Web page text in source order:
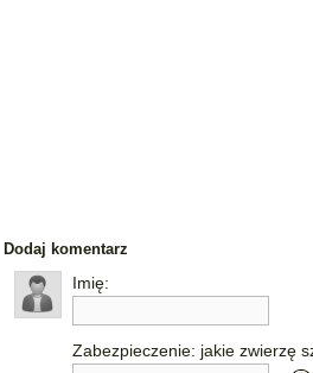
Dodaj komentarz
Imię:
Zabezpieczenie: jakie zwierzę